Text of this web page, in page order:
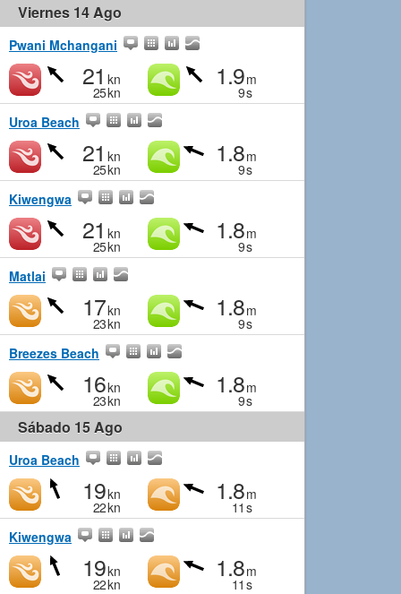
Viernes 14 Ago
Pwani Mchangani
21 kn
25kn
1.9m
9s
Uroa Beach
21 kn
25kn
1.8m
9s
Kiwengwa
21 kn
25kn
1.8m
9s
Matlai
17kn
23kn
1.8m
9s
Breezes Beach
16kn
23kn
1.8m
9s
Sábado 15 Ago
Uroa Beach
19kn
22kn
1.8m
11 s
Kiwengwa
19kn
22kn
1.8m
11 s